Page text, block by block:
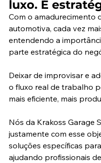
luxo. É
Com o amadurecimento
automotiva, cada vez
entendendo a
parte estratégica do
Deixar de improvisar e
o fluxo real de trabalho
mais eficiente, mais
Nós da Krakoss Garage
justamente com esse
soluções específicas
ajudando profissionais